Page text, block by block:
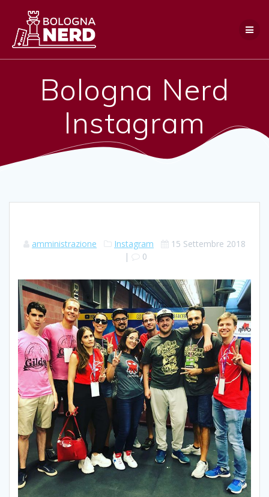
Bologna Nerd
Instagram
amministrazione Instagram
15 Settembre 2018
|
0